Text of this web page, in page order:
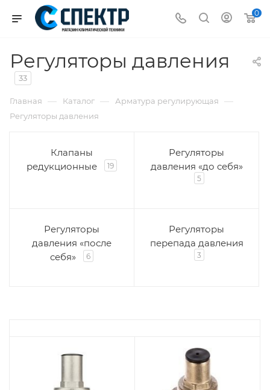
0
Регуляторы давления
33
Главная — Каталог — Арматура регулирующая —
Регуляторы давления
Клапаны
редукционные
19
Регуляторы
давления «до себя»
5
Регуляторы
давления «после
себя»
6
Регуляторы
перепада давления
3